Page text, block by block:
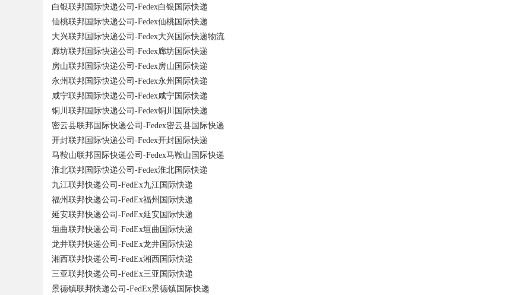
白银联邦国际快递公司-Fedex白银国际快递
仙桃联邦国际快递公司-Fedex仙桃国际快递
大兴联邦国际快递公司-Fedex大兴国际快递物流
廊坊联邦国际快递公司-Fedex廊坊国际快递
房山联邦国际快递公司-Fedex房山国际快递
永州联邦国际快递公司-Fedex永州国际快递
咸宁联邦国际快递公司-Fedex咸宁国际快递
铜川联邦国际快递公司-Fedex铜川国际快递
密云县联邦国际快递公司-Fedex密云县国际快递
开封联邦国际快递公司-Fedex开封国际快递
马鞍山联邦国际快递公司-Fedex马鞍山国际快递
淮北联邦国际快递公司-Fedex淮北国际快递
九江联邦快递公司-FedEx九江国际快递
福州联邦快递公司-FedEx福州国际快递
延安联邦快递公司-FedEx延安国际快递
垣曲联邦快递公司-FedEx垣曲国际快递
龙井联邦快递公司-FedEx龙井国际快递
湘西联邦快递公司-FedEx湘西国际快递
三亚联邦快递公司-FedEx三亚国际快递
景德镇联邦快递公司-FedEx景德镇国际快递